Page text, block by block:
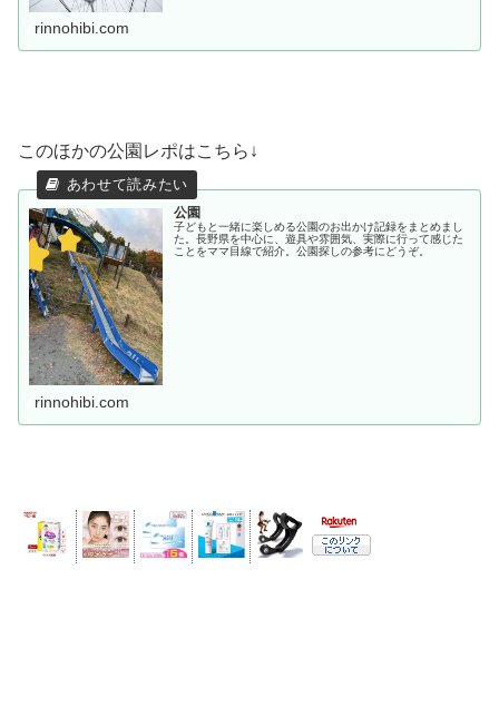
rinnohibi.com
このほかの公園レポはこちら↓
公園
子どもと一緒に楽しめる公園のお出かけ記録をまとめまし
た。長野県を中心に、遊具や雰囲気、実際に行って感じた
ことをママ目線で紹介。公園探しの参考にどうぞ。
rinnohibi.com